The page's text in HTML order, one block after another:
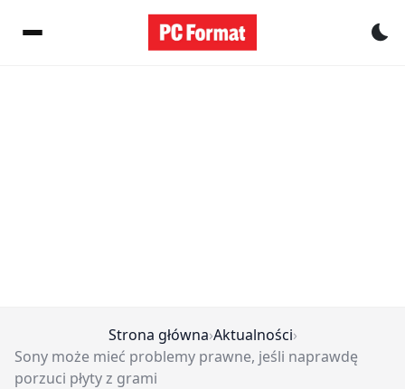
Strona główna›Aktualności›
Sony może mieć problemy prawne, jeśli naprawdę
porzuci płyty z grami